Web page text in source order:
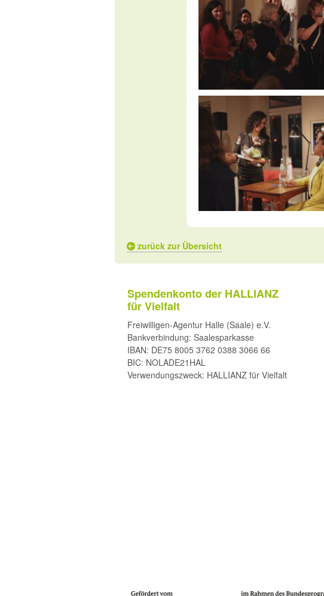
zurück zur Übersicht
Spendenkonto der HALLIANZ
für Vielfalt
Freiwilligen-Agentur Halle (Saale) e.V.
Bankverbindung: Saalesparkasse
IBAN: DE75 8005 3762 0388 3066 66
BIC: NOLADE21HAL
Verwendungszweck: HALLIANZ für Vielfalt